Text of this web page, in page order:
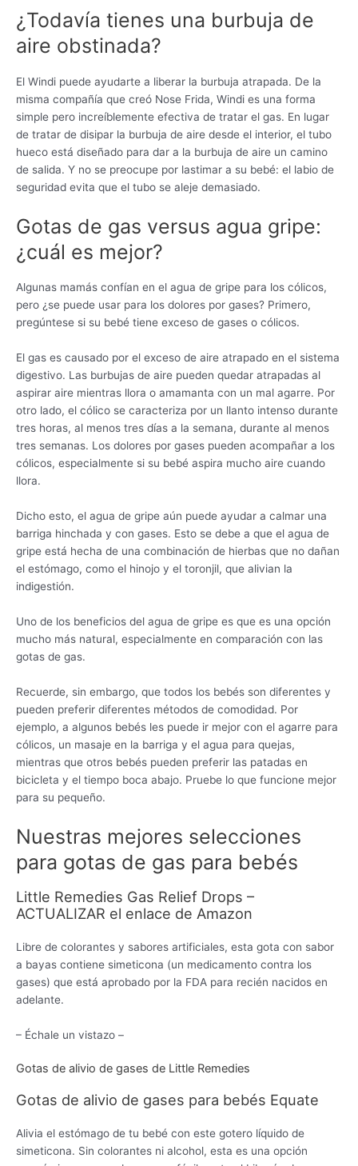
¿Todavía tienes una burbuja de
aire obstinada?
El Windi puede ayudarte a liberar la burbuja atrapada. De la
misma compañía que creó Nose Frida, Windi es una forma
simple pero increíblemente efectiva de tratar el gas. En lugar
de tratar de disipar la burbuja de aire desde el interior, el tubo
hueco está diseñado para dar a la burbuja de aire un camino
de salida. Y no se preocupe por lastimar a su bebé: el labio de
seguridad evita que el tubo se aleje demasiado.
Gotas de gas versus agua gripe:
¿cuál es mejor?
Algunas mamás confían en el agua de gripe para los cólicos,
pero ¿se puede usar para los dolores por gases? Primero,
pregúntese si su bebé tiene exceso de gases o cólicos.
El gas es causado por el exceso de aire atrapado en el sistema
digestivo. Las burbujas de aire pueden quedar atrapadas al
aspirar aire mientras llora o amamanta con un mal agarre. Por
otro lado, el cólico se caracteriza por un llanto intenso durante
tres horas, al menos tres días a la semana, durante al menos
tres semanas. Los dolores por gases pueden acompañar a los
cólicos, especialmente si su bebé aspira mucho aire cuando
llora.
Dicho esto, el agua de gripe aún puede ayudar a calmar una
barriga hinchada y con gases. Esto se debe a que el agua de
gripe está hecha de una combinación de hierbas que no dañan
el estómago, como el hinojo y el toronjil, que alivian la
indigestión.
Uno de los beneficios del agua de gripe es que es una opción
mucho más natural, especialmente en comparación con las
gotas de gas.
Recuerde, sin embargo, que todos los bebés son diferentes y
pueden preferir diferentes métodos de comodidad. Por
ejemplo, a algunos bebés les puede ir mejor con el agarre para
cólicos, un masaje en la barriga y el agua para quejas,
mientras que otros bebés pueden preferir las patadas en
bicicleta y el tiempo boca abajo. Pruebe lo que funcione mejor
para su pequeño.
Nuestras mejores selecciones
para gotas de gas para bebés
Little Remedies Gas Relief Drops –
ACTUALIZAR el enlace de Amazon
Libre de colorantes y sabores artificiales, esta gota con sabor
a bayas contiene simeticona (un medicamento contra los
gases) que está aprobado por la FDA para recién nacidos en
adelante.
– Échale un vistazo –
Gotas de alivio de gases de Little Remedies
Gotas de alivio de gases para bebés Equate
Alivia el estómago de tu bebé con este gotero líquido de
simeticona. Sin colorantes ni alcohol, esta es una opción